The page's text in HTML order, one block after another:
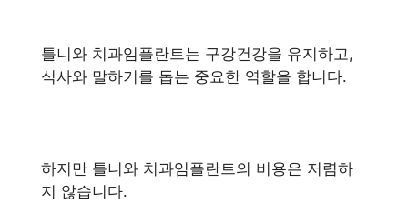
틀니와 치과임플란트는 구강건강을 유지하고,
식사와 말하기를 돕는 중요한 역할을 합니다.
하지만 틀니와 치과임플란트의 비용은 저렴하
지 않습니다.